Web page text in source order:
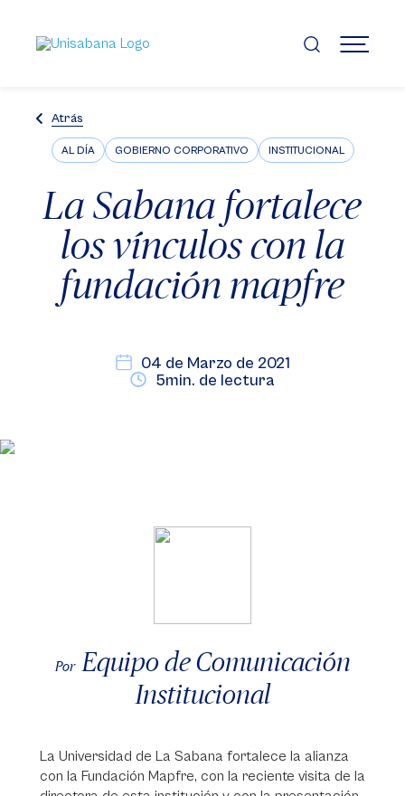
contenido
principal
MENÚ
Atrás
AL DÍA GOBIERNO CORPORATIVO INSTITUCIONAL
La Sabana fortalece
los vínculos con la
fundación mapfre
04 de Marzo de 2021
5min. de lectura
Por Equipo de Comunicación
Institucional
La Universidad de La Sabana fortalece la alianza
con la Fundación Mapfre, con la reciente visita de la